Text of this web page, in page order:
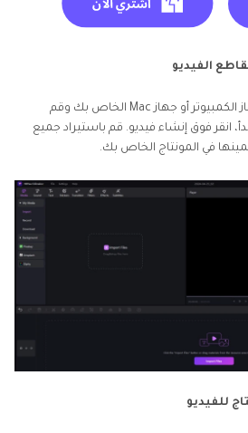
قم بتثبيت Edimakor على جهاز الكمبيوتر أو جهاز Mac الخاص بك وقم
انقر فوق إنشاء فيديو. قم باستيراد جميع
في المونتاج الخاص بك.